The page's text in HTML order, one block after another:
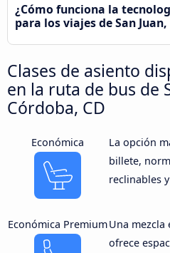
¿Cómo funciona la
para los viajes de San Juan,
Clases de asiento
en la ruta de bus de
Córdoba, CD
Económica
La opción
billete,
reclinables
Económica PremiumUna mezcla
ofrece